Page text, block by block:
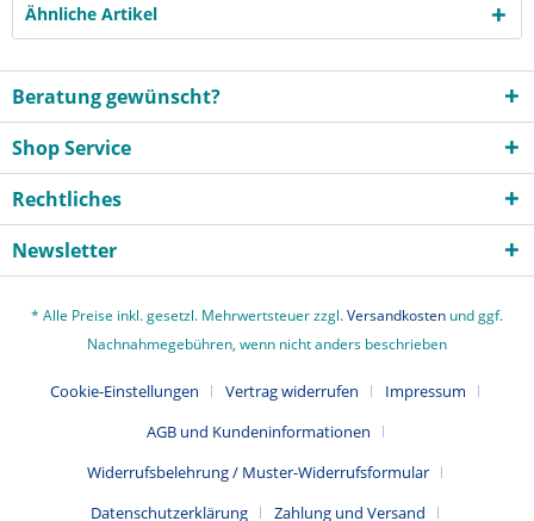
Ähnliche Artikel
Beratung gewünscht?
Shop Service
Rechtliches
Newsletter
* Alle Preise inkl. gesetzl. Mehrwertsteuer zzgl.Versandkosten und ggf.
Nachnahmegebühren, wenn nicht anders beschrieben
Cookie-Einstellungen Vertrag widerrufen
Impressum
AGB und Kundeninformationen
Widerrufsbelehrung / Muster-Widerrufsformular
Datenschutzerklärung
Zahlung und Versand